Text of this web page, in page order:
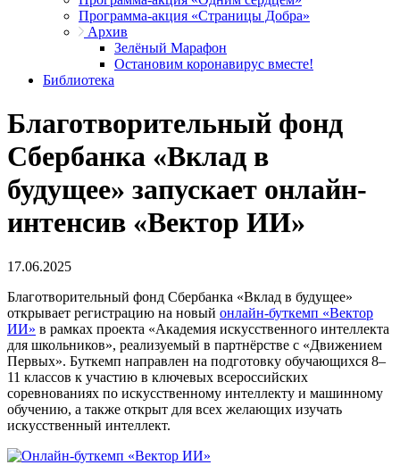
Программа-акция «Страницы Добра»
Архив
Зелёный Марафон
Остановим коронавирус вместе!
Библиотека
Благотворительный фонд
Сбербанка «Вклад в
будущее» запускает онлайн-
интенсив «Вектор ИИ»
17.06.2025
Благотворительный фонд Сбербанка «Вклад в будущее»
открывает регистрацию на новый онлайн-буткемп «Вектор
ИИ» в рамках проекта «Академия искусственного интеллекта
для школьников», реализуемый в партнёрстве с «Движением
Первых». Буткемп направлен на подготовку обучающихся 8–
11 классов к участию в ключевых всероссийских
соревнованиях по искусственному интеллекту и машинному
обучению, а также открыт для всех желающих изучать
искусственный интеллект.